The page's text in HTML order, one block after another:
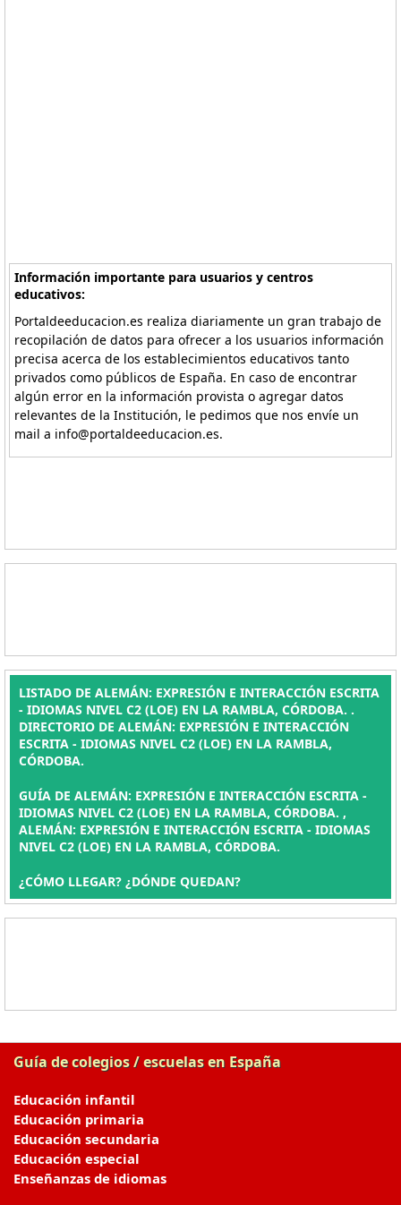
Información importante para usuarios y centros
educativos:
Portaldeeducacion.es realiza diariamente un gran trabajo de
recopilación de datos para ofrecer a los usuarios información
precisa acerca de los establecimientos educativos tanto
privados como públicos de España. En caso de encontrar
algún error en la información provista o agregar datos
relevantes de la Institución, le pedimos que nos envíe un
mail a info@portaldeeducacion.es.
LISTADO DE ALEMÁN: EXPRESIÓN E INTERACCIÓN ESCRITA
- IDIOMAS NIVEL C2 (LOE) EN LA RAMBLA, CÓRDOBA. .
DIRECTORIO DE ALEMÁN: EXPRESIÓN E INTERACCIÓN
ESCRITA - IDIOMAS NIVEL C2 (LOE) EN LA RAMBLA,
CÓRDOBA.
GUÍA DE ALEMÁN: EXPRESIÓN E INTERACCIÓN ESCRITA -
IDIOMAS NIVEL C2 (LOE) EN LA RAMBLA, CÓRDOBA. ,
ALEMÁN: EXPRESIÓN E INTERACCIÓN ESCRITA - IDIOMAS
NIVEL C2 (LOE) EN LA RAMBLA, CÓRDOBA.
¿CÓMO LLEGAR? ¿DÓNDE QUEDAN?
Guía de colegios / escuelas en España
Educación infantil
Educación primaria
Educación secundaria
Educación especial
Enseñanzas de idiomas